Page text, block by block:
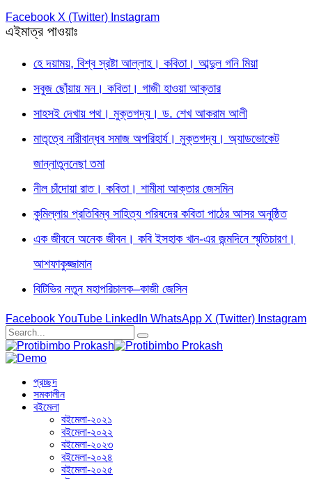
Facebook X (Twitter) Instagram
এইমাত্র পাওয়াঃ
হে দয়াময়, বিশ্ব স্রষ্টা আল্লাহ। কবিতা। আব্দুল গনি মিয়া
সবুজ ছোঁয়ায় মন। কবিতা। গাজী হাওয়া আক্তার
সাহসই দেখায় পথ। মুক্তগদ্য। ড. শেখ আকরাম আলী
মাতৃত্বে নারীবান্ধব সমাজ অপরিহার্য। মুক্তগদ্য। অ্যাডভোকেট
জান্নাতুননেছা তমা
নীল চাঁদোয়া রাত। কবিতা। শামীমা আক্তার জেসমিন
কুমিল্লায় প্রতিবিম্ব সাহিত্য পরিষদের কবিতা পাঠের আসর অনুষ্ঠিত
এক জীবনে অনেক জীবন। কবি ইসহাক খান-এর জন্মদিনে স্মৃতিচারণ।
আশফাকুজ্জামান
বিটিভির নতুন মহাপরিচালক–কাজী জেসিন
Facebook YouTube LinkedIn WhatsApp X (Twitter) Instagram
প্রচ্ছদ
সমকালীন
বইমেলা
বইমেলা-২০২১
বইমেলা-২০২২
বইমেলা-২০২৩
বইমেলা-২০২৪
বইমেলা-২০২৫